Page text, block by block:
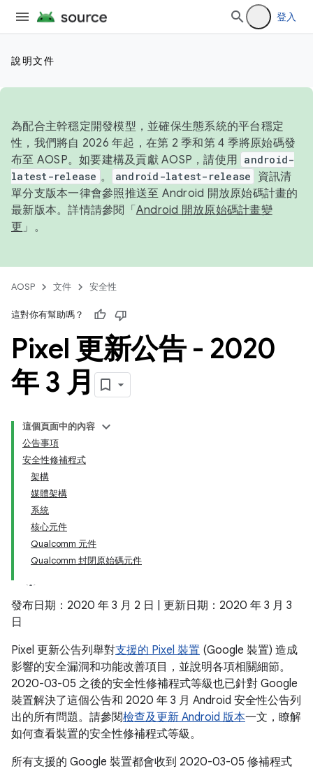
登入
說明文件
為配合主幹穩定開發模型，並確保生態系統的平台穩定
性，我們將自 2026 年起，在第 2 季和第 4 季將原始碼發
布至 AOSP。如要建構及貢獻 AOSP，請使用 android-
latest-release 。 android-latest-release
資訊清
單分支版本一律會參照推送至 Android 開放原始碼計畫的
最新版本。詳情請參閱「 Android 開放原始碼計畫變
更 」。
AOSP 文件 安全性
這對你有幫助嗎？
Pixel 更新公告 - 2020
年 3 月
這個頁面中的內容
公告事項
安全性修補程式
架構
媒體架構
系統
核心元件
Qualcomm 元件
Qualcomm 封閉原始碼元件
發布日期：2020 年 3 月 2 日 | 更新日期：2020 年 3 月 3
日
Pixel 更新公告列舉對支援的 Pixel 裝置 (Google 裝置) 造成
影響的安全漏洞和功能改善項目，並說明各項相關細節。
2020-03-05 之後的安全性修補程式等級也已針對 Google
裝置解決了這個公告和 2020 年 3 月 Android 安全性公告列
出的所有問題。請參閱檢查及更新 Android 版本一文，瞭解
如何查看裝置的安全性修補程式等級。
所有支援的 Google 裝置都會收到 2020-03-05 修補程式